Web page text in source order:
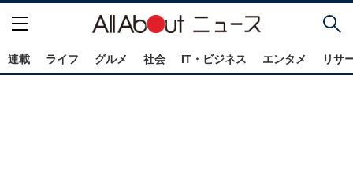
連載 ライフ グルメ 社会 IT・ビジネス エンタメ リサ